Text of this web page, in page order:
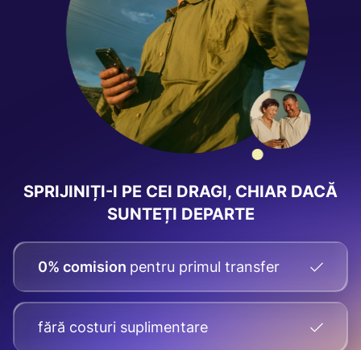
SPRIJINIȚI-I PE CEI DRAGI, CHIAR DACĂ
SUNTEȚI DEPARTE
0% comision pentru primul transfer
fără costuri suplimentare